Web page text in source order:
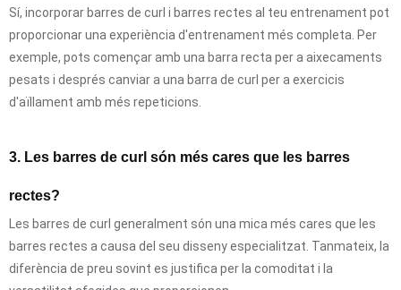
Sí, incorporar barres de curl i barres rectes al teu entrenament pot
proporcionar una experiència d'entrenament més completa. Per
exemple, pots començar amb una barra recta per a aixecaments
pesats i després canviar a una barra de curl per a exercicis
d'aïllament amb més repeticions.
3. Les barres de curl són més cares que les barres
rectes?
Les barres de curl generalment són una mica més cares que les
barres rectes a causa del seu disseny especialitzat. Tanmateix, la
diferència de preu sovint es justifica per la comoditat i la